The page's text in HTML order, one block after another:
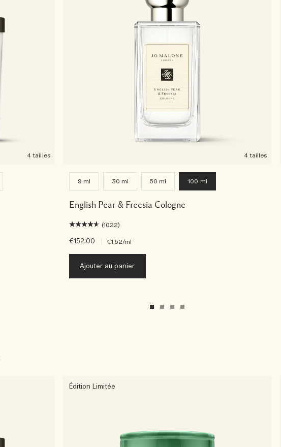
4 tailles 4 tailles
9 ml 30 ml 50 ml 100 ml
English Pear & Freesia Cologne
(1022)
€152.00 €1.52/ml
Ajouter au panier
Édition Limitée